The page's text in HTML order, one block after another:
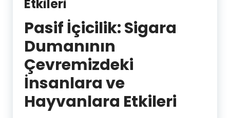
Etkileri
Pasif İçicilik: Sigara
Dumanının
Çevremizdeki
İnsanlara ve
Hayvanlara Etkileri